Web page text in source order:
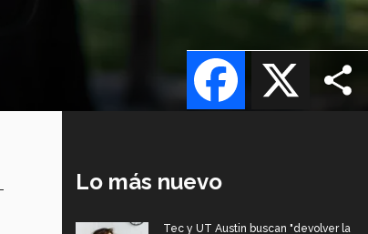
X
Facebook
Lo más nuevo
Tec y UT Austin buscan "devolver la